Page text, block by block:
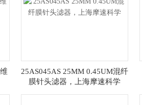
25AS045AS 25MM 0.45UM混纤
膜针头滤器，上海摩速科学